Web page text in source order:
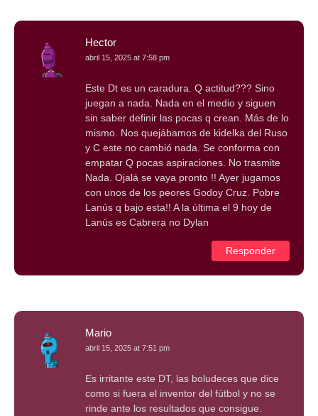
Hector
abril 15, 2025 at 7:58 pm
Este Dt es un caradura. Q actitud??? Sino
juegan a nada. Nada en el medio y siguen
sin saber definir las pocas q crean. Más de lo
mismo. Nos quejábamos de kidelka del Ruso
y C este no cambió nada. Se conforma con
empatar Q pocas aspiraciones. No trasmite
Nada. Ojalá se vaya pronto !! Ayer jugamos
con unos de los peores Godoy Cruz. Pobre
Lanús q bajo esta!! A la última el 9 hoy de
Lanús es Cabrera no Dylan
Responder
Mario
abril 15, 2025 at 7:51 pm
Es irritante este DT, las boludeces que dice
como si fuera el inventor del fútbol y no se
rinde ante los resultados que consigue.